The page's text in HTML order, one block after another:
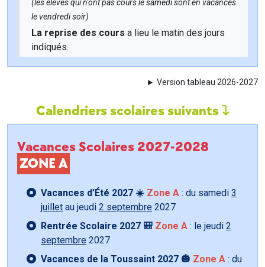
(les élèves qui n'ont pas cours le samedi sont en vacances
le vendredi soir)
La reprise des cours a lieu le matin des jours
indiqués.
Version tableau 2026-2027
Calendriers scolaires suivants
Vacances Scolaires 2027-2028
ZONE A
Vacances d’Été 2027 ☀️ Zone A : du samedi 3
juillet au jeudi 2 septembre 2027
Rentrée Scolaire 2027 🎒 Zone A : le jeudi 2
septembre 2027
Vacances de la Toussaint 2027 🎃 Zone A : du